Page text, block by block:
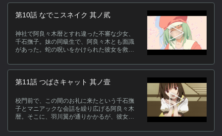
第10話 なでこスネイク 其ノ貮
神社で阿良々木暦とすれ違った不審な少女、
千石撫子。妹の同級生で、阿良々木とも面識
があった。蛇の呪いをかけられた彼女を救う
が…。
第11話 つばさキャット 其ノ壹
校門前で、この間のお礼に来たという千石撫
子とマニアックな会話を繰り広げる阿良々木
暦。そこに、羽川翼が通りかかるが、彼女は